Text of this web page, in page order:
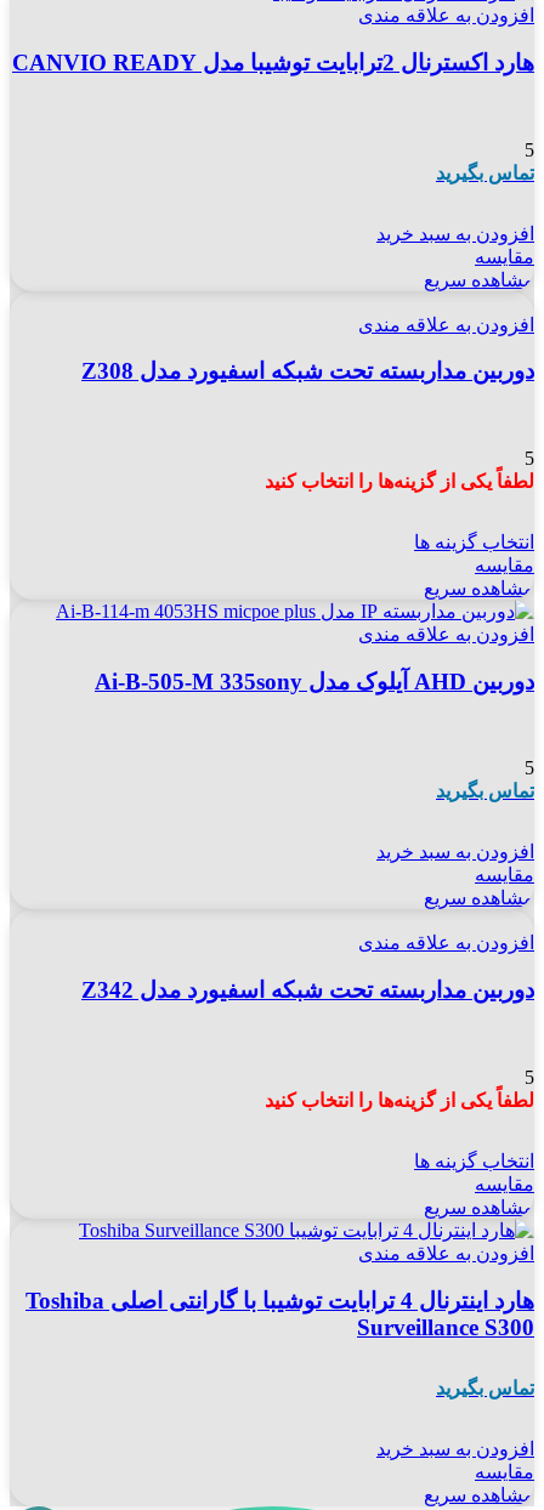
افزودن به علاقه مندی
هارد اکسترنال 2ترابایت توشیبا مدل CANVIO READY
5
تماس بگیرید
افزودن به سبد خرید
مقایسه
مشاهده سریع
افزودن به علاقه مندی
دوربین مداربسته تحت شبکه اسفیورد مدل Z308
5
لطفاً یکی از گزینه‌ها را انتخاب کنید
انتخاب گزینه ها
مقایسه
مشاهده سریع
افزودن به علاقه مندی
دوربین AHD آیلوک مدل Ai-B-505-M 335sony
5
تماس بگیرید
افزودن به سبد خرید
مقایسه
مشاهده سریع
افزودن به علاقه مندی
دوربین مداربسته تحت شبکه اسفیورد مدل Z342
5
لطفاً یکی از گزینه‌ها را انتخاب کنید
انتخاب گزینه ها
مقایسه
مشاهده سریع
افزودن به علاقه مندی
هارد اینترنال 4 ترابایت توشیبا با گارانتی اصلی Toshiba
Surveillance S300
تماس بگیرید
افزودن به سبد خرید
مقایسه
مشاهده سریع